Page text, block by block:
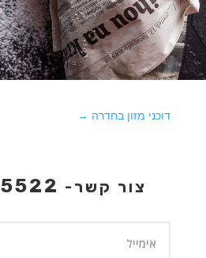
דוכני מזון בחדרה →
צור קשר-